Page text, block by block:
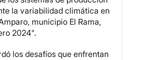
la variabilidad climática en
municipio El Rama,
2024".
los desafíos que enfrentan